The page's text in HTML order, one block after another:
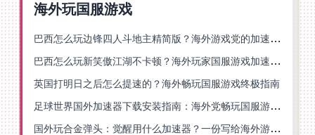
海外玩国服游戏
巴西怎么玩边锋四人斗地主精简版？海外游戏党的加速器终极选择
巴西怎么玩新笑傲江湖不卡顿？海外玩家国服游戏加速终极指南（附猫和老鼠一梦江湖实测）
英国打明日之后怎么提速的？海外畅玩国服游戏终极指南
足球世界国外加速器下载安装指南：海外党畅玩国服游戏的终极解决方案
国外玩合金弹头：觉醒用什么加速器？一份写给海外游子的畅玩指南